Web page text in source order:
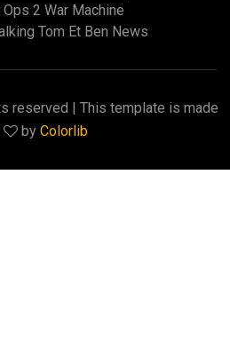
2 War Machine
Tom Et Ben News
reserved | This template is made
by Colorlib